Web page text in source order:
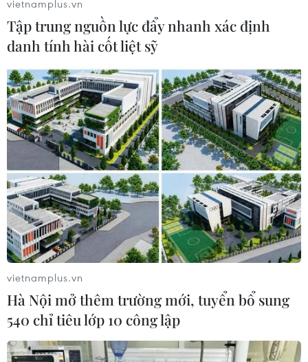
#Apple #iPhone 6 #iPhone 6 Plus
#iPhone 5C
#iPhone 5S
Mỹ
Theo dõi VietnamPlus
vietnamplus.vn
Tập trung nguồn lực đẩy nhanh xác định
danh tính hài cốt liệt sỹ
vietnamplus.vn
Hà Nội mở thêm trường mới, tuyển bổ sung
540 chỉ tiêu lớp 10 công lập